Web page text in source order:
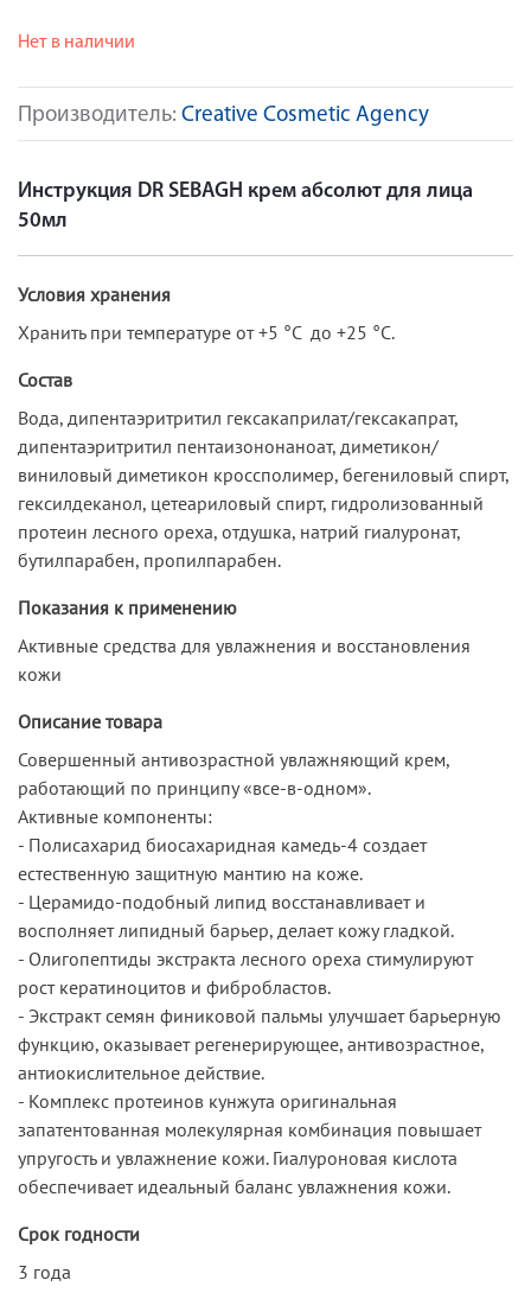
Производитель: Creative Cosmetic Agency
Нет в наличии
Инструкция DR SEBAGH крем абсолют для лица
50мл
Условия хранения
Хранить при температуре от +5 °C до +25 °C.
Состав
Вода, дипентаэритритил гексакаприлат/гексакапрат,
дипентаэритритил пентаизононаноат, диметикон/
виниловый диметикон кроссполимер, бегениловый спирт,
гексилдеканол, цетеариловый спирт, гидролизованный
протеин лесного ореха, отдушка, натрий гиалуронат,
бутилпарабен, пропилпарабен.
Показания к применению
Активные средства для увлажнения и восстановления
кожи
Описание товара
Совершенный антивозрастной увлажняющий крем,
работающий по принципу «все-в-одном».
Активные компоненты:
- Полисахарид биосахаридная камедь-4 создает
естественную защитную мантию на коже.
- Церамидо-подобный липид восстанавливает и
восполняет липидный барьер, делает кожу гладкой.
- Олигопептиды экстракта лесного ореха стимулируют
рост кератиноцитов и фибробластов.
- Экстракт семян финиковой пальмы улучшает барьерную
функцию, оказывает регенерирующее, антивозрастное,
антиокислительное действие.
- Комплекс протеинов кунжута оригинальная
запатентованная молекулярная комбинация повышает
упругость и увлажнение кожи. Гиалуроновая кислота
обеспечивает идеальный баланс увлажнения кожи.
Срок годности
3 года